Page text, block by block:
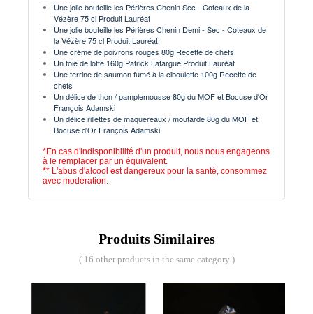
Une jolie bouteille les Périères Chenin Sec - Coteaux de la
Vézère 75 cl Produit Lauréat
Une jolie bouteille les Périères Chenin Demi - Sec - Coteaux de
la Vézère 75 cl Produit Lauréat
Une crème de poivrons rouges 80g Recette de chefs
Un foie de lotte 160g Patrick Lafargue Produit Lauréat
Une terrine de saumon fumé à la ciboulette 100g Recette de
chefs
Un délice de thon / pamplemousse 80g du MOF et Bocuse d'Or
François Adamski
Un délice rillettes de maquereaux / moutarde 80g du MOF et
Bocuse d'Or François Adamski
*En cas d'indisponibilité d'un produit, nous nous engageons
à le remplacer par un équivalent.
** L'abus d'alcool est dangereux pour la santé, consommez
avec modération.
Produits Similaires
( 16 other products in the same category )